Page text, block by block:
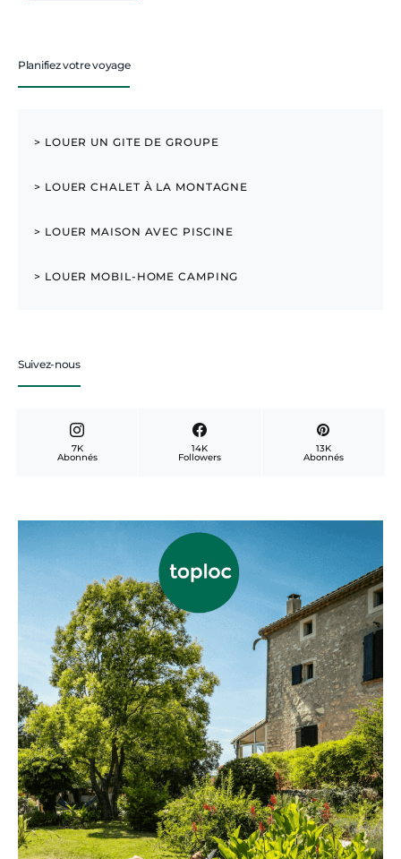
Planifiez votre voyage
> LOUER UN GITE DE GROUPE
> LOUER CHALET À LA MONTAGNE
> LOUER MAISON AVEC PISCINE
> LOUER MOBIL-HOME CAMPING
Suivez-nous
7K
Abonnés
14K
Followers
13K
Abonnés